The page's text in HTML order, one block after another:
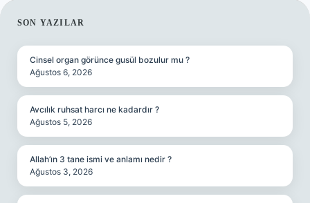
SIDEBAR
SON YAZILAR
Cinsel organ görünce gusül bozulur mu ?
Ağustos 6, 2026
Avcılık ruhsat harcı ne kadardır ?
Ağustos 5, 2026
Allah’ın 3 tane ismi ve anlamı nedir ?
Ağustos 3, 2026